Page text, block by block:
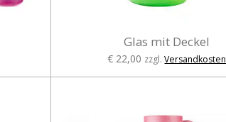
Glas mit Deckel
€ 22,00 zzgl.Versandkosten